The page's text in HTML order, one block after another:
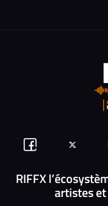
Suivez-
nous
nous
sur
RIFFX
artistes